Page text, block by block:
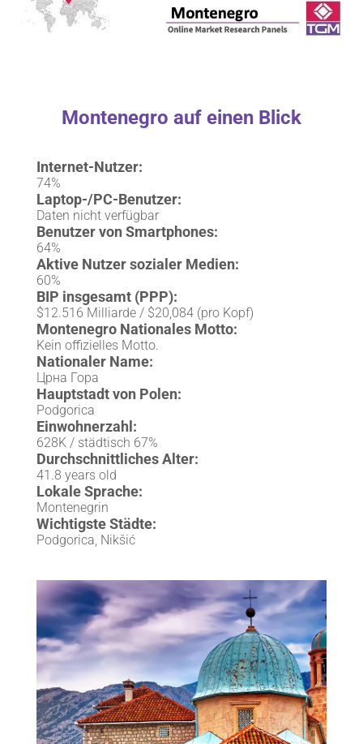
Montenegro auf einen Blick
Internet-Nutzer:
74%
Laptop-/PC-Benutzer:
Daten nicht verfügbar
Benutzer von Smartphones:
64%
Aktive Nutzer sozialer Medien:
60%
BIP insgesamt (PPP):
$12.516 Milliarde / $20,084 (pro Kopf)
Montenegro Nationales Motto:
Kein offizielles Motto.
Nationaler Name:
Црна Гора
Hauptstadt von Polen:
Podgorica
Einwohnerzahl:
628K / städtisch 67%
Durchschnittliches Alter:
41.8 years old
Lokale Sprache:
Montenegrin
Wichtigste Städte:
Podgorica, Nikšić